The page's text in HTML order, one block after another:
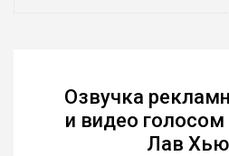
Озвучка
и видео
Лав